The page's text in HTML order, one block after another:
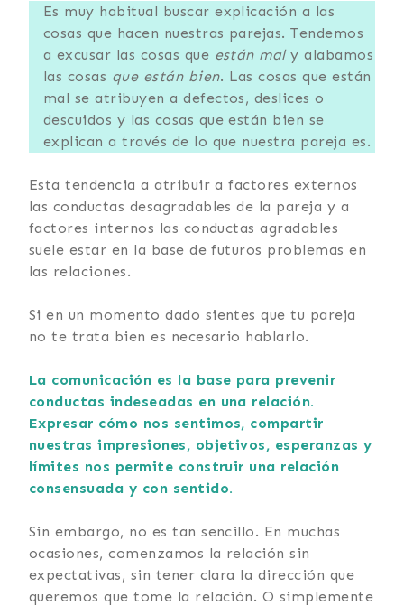
Es muy habitual buscar explicación a las
cosas que hacen nuestras parejas. Tendemos
a excusar las cosas que están maly alabamos
las cosas que están bien. Las cosas que están
mal se atribuyen a defectos, deslices o
descuidos y las cosas que están bien se
explican a través de lo que nuestra pareja es.
Esta tendencia a atribuir a factores externos
las conductas desagradables de la pareja y a
factores internos las conductas agradables
suele estar en la base de futuros problemas en
las relaciones.
Si en un momento dado sientes que tu pareja
no te trata bien es necesario hablarlo.
La comunicación es la base para prevenir
conductas indeseadas en una relación.
Expresar cómo nos sentimos, compartir
nuestras impresiones, objetivos, esperanzas y
límites nos permite construir una relación
consensuada y con sentido.
Sin embargo, no es tan sencillo. En muchas
ocasiones, comenzamos la relación sin
expectativas, sin tener clara la dirección que
queremos que tome la relación. O simplemente